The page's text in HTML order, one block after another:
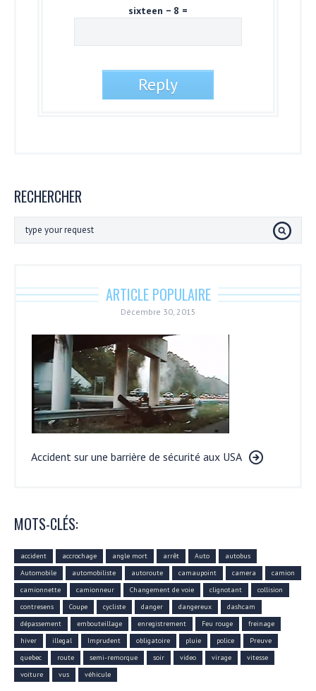
sixteen − 8 =
RECHERCHER
ARTICLE POPULAIRE
Décembre 30, 2015
Accident sur une barrière de sécurité aux USA
MOTS-CLÉS:
accident accrochage angle mort arrêt Auto
autobus
Automobile
automobiliste autoroute camaupoint camera
camion
camionnette
camionneur Changement de voie clignotant
collision
contresens
Coupe cycliste danger dangereux
dashcam
dépassement
embouteillage enregistrement Feu rouge
freinage
hiver
illegal Imprudent obligatoire pluie police
Preuve
quebec
route semi-remorque soir video virage
vitesse
voiture
vus véhicule